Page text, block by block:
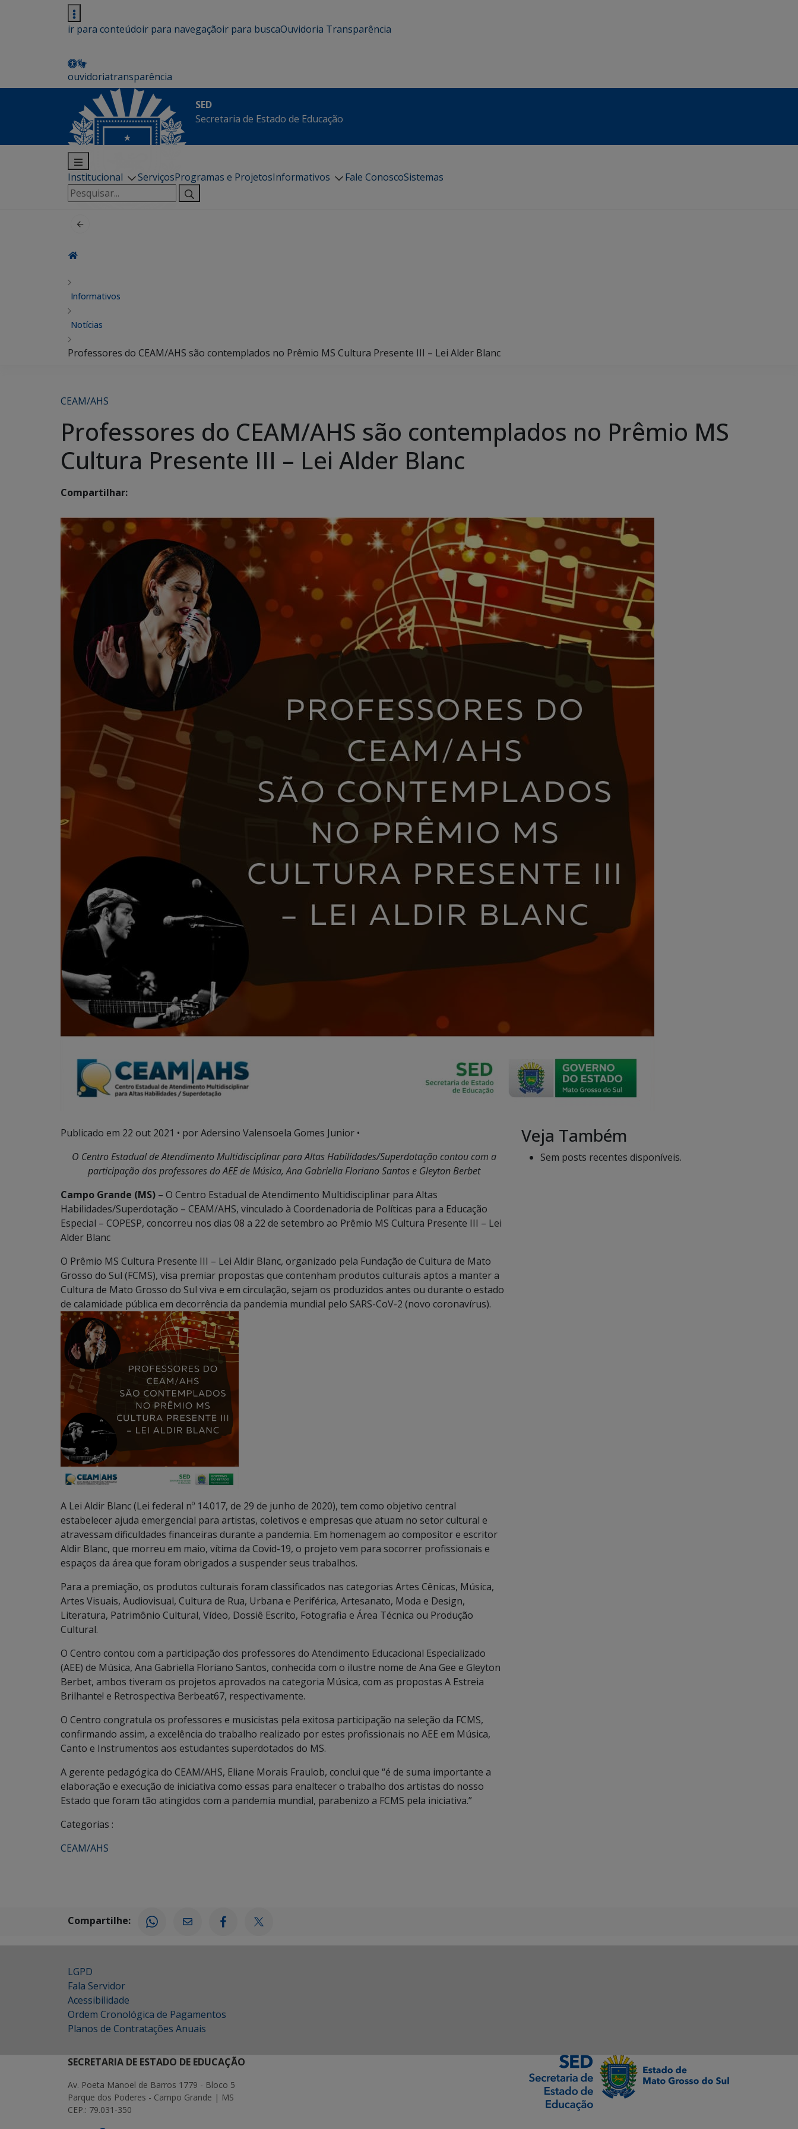
ir para conteúdoir para navegaçãoir para buscaOuvidoria Transparência
ouvidoriatransparência
SED
Secretaria de Estado de Educação
Institucional ServiçosProgramas e ProjetosInformativos Fale ConoscoSistemas
Pesquisar
por:
Informativos
Notícias
Professores do CEAM/AHS são contemplados no Prêmio MS Cultura Presente III – Lei Alder Blanc
CEAM/AHS
Professores do CEAM/AHS são contemplados no Prêmio MS
Cultura Presente III – Lei Alder Blanc
Compartilhar:
Publicado em 22 out 2021 • por Adersino Valensoela Gomes Junior •
O CentroEstadual de Atendimento Multidisciplinar para Altas Habilidades/Superdotação contou com a
participação dos professores do AEE de Música, Ana Gabriella Floriano Santos e Gleyton Berbet
Campo Grande (MS) – O Centro Estadual de Atendimento Multidisciplinar para Altas
Habilidades/Superdotação – CEAM/AHS, vinculado à Coordenadoria de Políticas para a Educação
Especial – COPESP, concorreu nos dias 08 a 22 de setembro ao Prêmio MS Cultura Presente III – Lei
Alder Blanc
O Prêmio MS Cultura Presente III – Lei Aldir Blanc, organizado pela Fundação de Cultura de Mato
Grosso do Sul (FCMS), visa premiar propostas que contenham produtos culturais aptos a manter a
Cultura de Mato Grosso do Sul viva e em circulação, sejam os produzidos antes ou durante o estado
de calamidade pública em decorrência da pandemia mundial pelo SARS-CoV-2 (novo coronavírus).
A Lei Aldir Blanc (Lei federal nº 14.017, de 29 de junho de 2020), tem como objetivo central
estabelecer ajuda emergencial para artistas, coletivos e empresas que atuam no setor cultural e
atravessam dificuldades financeiras durante a pandemia. Em homenagem ao compositor e escritor
Aldir Blanc, que morreu em maio, vítima da Covid-19, o projeto vem para socorrer profissionais e
espaços da área que foram obrigados a suspender seus trabalhos.
Para a premiação, os produtos culturais foram classificados nas categorias Artes Cênicas, Música,
Artes Visuais, Audiovisual, Cultura de Rua, Urbana e Periférica, Artesanato, Moda e Design,
Literatura, Patrimônio Cultural, Vídeo, Dossiê Escrito, Fotografia e Área Técnica ou Produção
Cultural.
O Centro contou com a participação dos professores do Atendimento Educacional Especializado
(AEE) de Música, Ana Gabriella Floriano Santos, conhecida com o ilustre nome de Ana Gee e Gleyton
Berbet, ambos tiveram os projetos aprovados na categoria Música, com as propostas A Estreia
Brilhante! e Retrospectiva Berbeat67, respectivamente.
O Centro congratula os professores e musicistas pela exitosa participação na seleção da FCMS,
confirmando assim, a excelência do trabalho realizado por estes profissionais no AEE em Música,
Canto e Instrumentos aos estudantes superdotados do MS.
A gerente pedagógica do CEAM/AHS, Eliane Morais Fraulob, conclui que “é de suma importante a
elaboração e execução de iniciativa como essas para enaltecer o trabalho dos artistas do nosso
Estado que foram tão atingidos com a pandemia mundial, parabenizo a FCMS pela iniciativa.”
Categorias :
CEAM/AHS
Veja Também
Sem posts recentes disponíveis.
Compartilhe:
LGPD
Fala Servidor
Acessibilidade
Ordem Cronológica de Pagamentos
Planos de Contratações Anuais
SECRETARIA DE ESTADO DE EDUCAÇÃO
Av. Poeta Manoel de Barros 1779 - Bloco 5
Parque dos Poderes - Campo Grande | MS
CEP.: 79.031-350